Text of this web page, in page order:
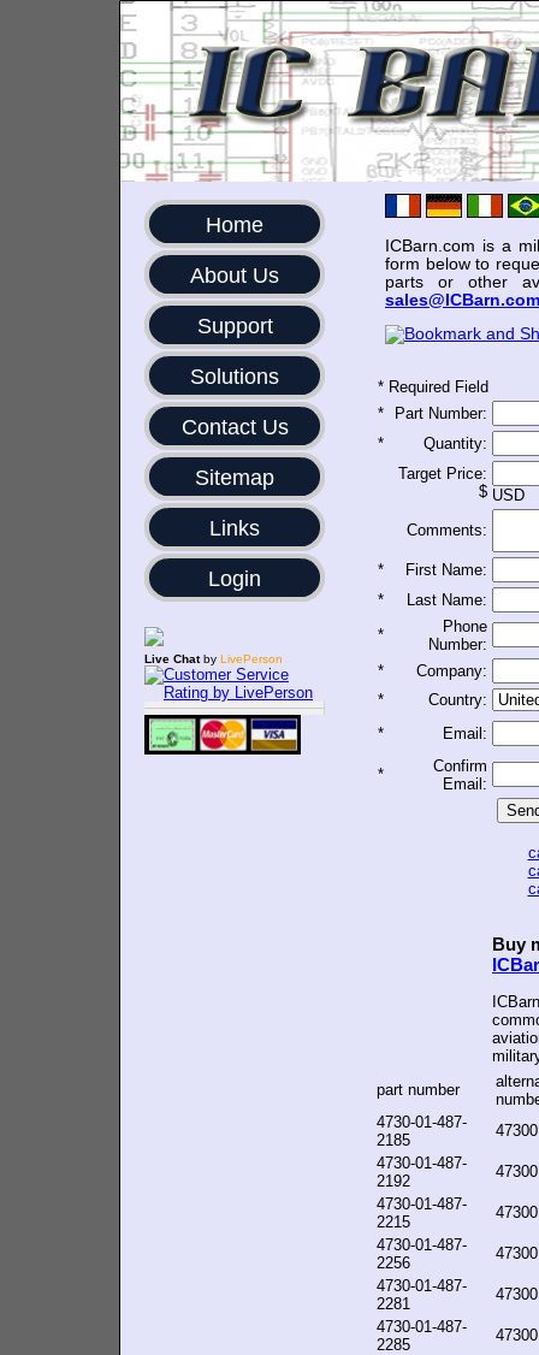
Home
About Us
Support
Solutions
Contact Us
Sitemap
Links
Login
Live Chatby LivePerson
ICBarn.com is a
form below to
parts or other
sales@ICBarn.com
* Required Field
*
Part Number:
*
Quantity:
Target Price:
$ USD
Comments:
*
First Name:
*
Last Name:
*
Phone
Number:
*
Company:
*
Country:
*
Email:
*
Confirm
Email:
Buy
part number
4730-01-487-
2185
4730-01-487-
2192
4730-01-487-
2215
4730-01-487-
2256
4730-01-487-
2281
4730-01-487-
2285